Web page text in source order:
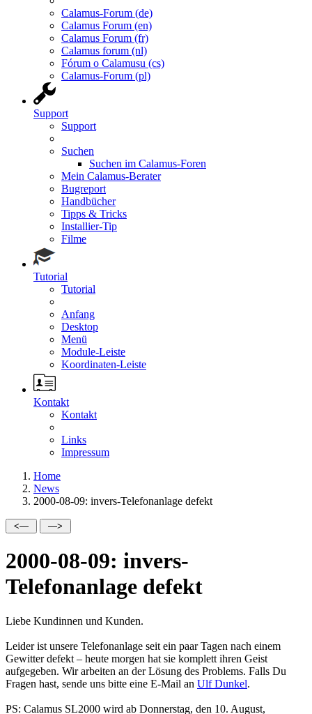
Calamus-Forum (de)
Calamus Forum (en)
Calamus Forum (fr)
Calamus forum (nl)
Fórum o Calamusu (cs)
Calamus-Forum (pl)
Support
Support
Suchen
Suchen im Calamus-Foren
Mein Calamus-Berater
Bugreport
Handbücher
Tipps & Tricks
Installier-Tip
Filme
Tutorial
Tutorial
Anfang
Desktop
Menü
Module-Leiste
Koordinaten-Leiste
Kontakt
Kontakt
Links
Impressum
Home
News
2000-08-09: invers-Telefonanlage defekt
2000-08-09: invers-
Telefonanlage defekt
Liebe Kundinnen und Kunden.
Leider ist unsere Telefonanlage seit ein paar Tagen nach einem
Gewitter defekt – heute morgen hat sie komplett ihren Geist
aufgegeben. Wir arbeiten an der Lösung des Problems. Falls Du
Fragen hast, sende uns bitte eine E-Mail an Ulf Dunkel.
PS: Calamus SL2000 wird ab Donnerstag, den 10. August,